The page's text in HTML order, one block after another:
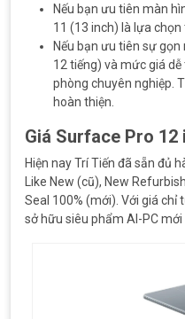
Nếu bạn ưu tiên màn
11 (13 inch) là lựa chọn
Nếu bạn ưu tiên sự
12 tiếng) và mức giá
phòng chuyên nghiệp.
hoàn thiện.
Giá Surface Pro 12
Hiện nay Trí Tiến đã sẵn đủ
Like New (cũ), New
Seal 100% (mới). Với giá chỉ
sở hữu siêu phẩm AI-PC